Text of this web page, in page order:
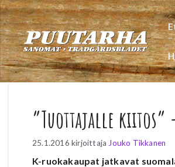
Siirry
sisältöön
”Tuottajalle kiitos”
25.1.2016 kirjoittaja Jouko Tikkanen
K-ruokakaupat jatkavat